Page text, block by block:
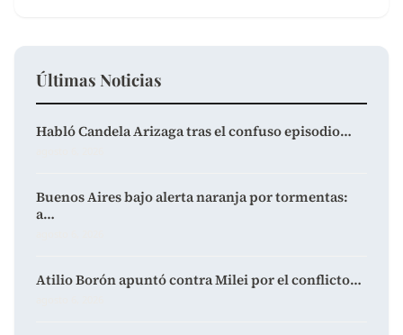
Últimas Noticias
Habló Candela Arizaga tras el confuso episodio…
Buenos Aires bajo alerta naranja por tormentas:
a…
Atilio Borón apuntó contra Milei por el conflicto…